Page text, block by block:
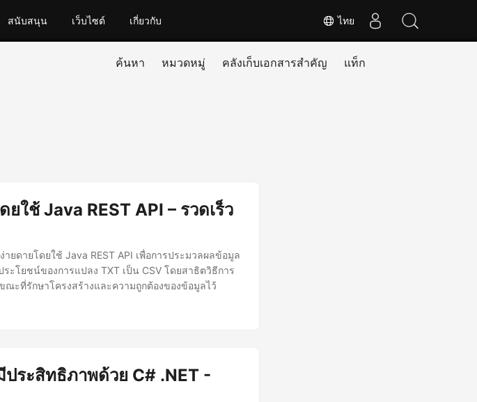
ไทย
สนับสนุน เว็บไซต์ เกี่ยวกับ
ค้นหา หมวดหมู่ คลังเก็บเอกสารสำคัญ แท็ก
ใช้ Java REST API – รวดเร็ว
ยดายโดยใช้ Java REST API เพื่อการประมวลผลข้อมูล
โยชน์ของการแปลง TXT เป็น CSV โดยสาธิตวิธีการ
ะที่รักษาโครงสร้างและความถูกต้องของข้อมูลไว้
ประสิทธิภาพด้วย C# .NET -